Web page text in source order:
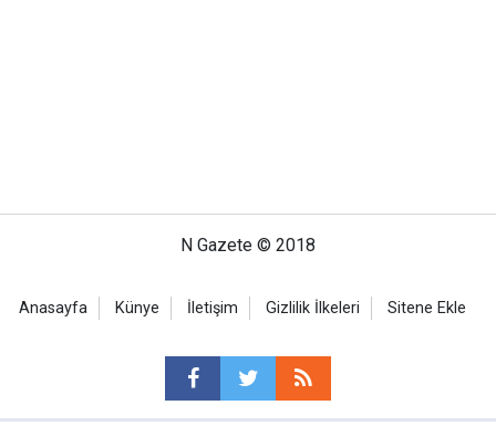
N Gazete © 2018
Anasayfa Künye İletişim Gizlilik İlkeleri Sitene Ekle